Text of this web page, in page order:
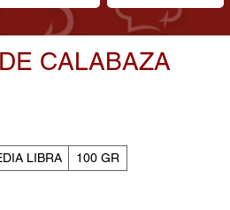
CALABAZA
LIBRA 100 GR